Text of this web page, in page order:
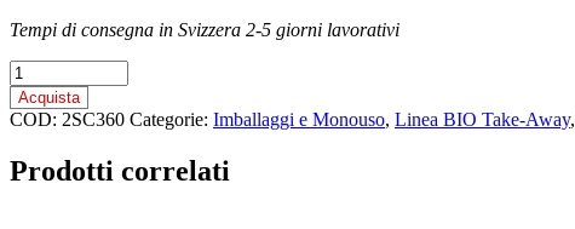
Tempi di consegna in Svizzera 2-5 giorni lavorativi
CARTA
ANTIGRASSO
APERTA
LATI
/
Acquista
COD: 2SC360 Categorie: Imballaggi e Monouso, Linea BIO Take-Away,
Prodotti correlati